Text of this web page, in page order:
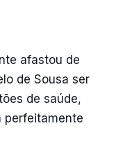
afastou de
de Sousa ser
de saúde,
perfeitamente